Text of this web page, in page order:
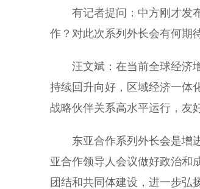
有记者提问：中方刚才发布
作？对此次系列外长会有何期
汪文斌：在当前全球经济增
持续回升向好，区域经济一体
战略伙伴关系高水平运行，友
东亚合作系列外长会是增进
亚合作领导人会议做好政治和
团结和共同体建设，进一步弘